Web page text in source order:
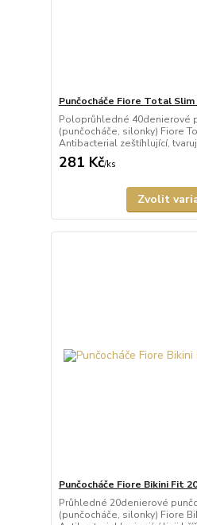
Punčocháče Fiore Total
Poloprůhledné 40denierové
(punčocháče, silonky) Fiore
Antibacterial zeštíhlující,
281 Kč/ks
Zvolit
Punčocháče Fiore Bikini Fit
Průhledné 20denierové
(punčocháče, silonky) Fiore